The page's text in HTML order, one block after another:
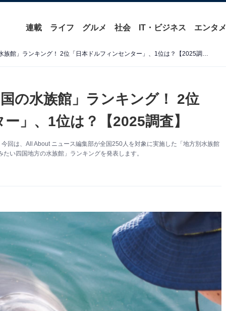
連載 ライフ グルメ 社会 IT・ビジネス エンタメ
好き&行ってみたい「四国の水族館」ランキング！ 2位「日本ドルフィンセンター」、1位は？【2025調査】
の水族館」ランキング！ 2位
」、1位は？【2025調査】
回は、All About ニュース編集部が全国250人を対象に実施した「地方別水族館
い四国地方の水族館」ランキングを発表します。